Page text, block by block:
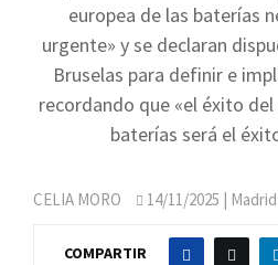
europea de las baterías
urgente» y se declaran
Bruselas para definir e
recordando que «el éxito
baterías será el
CELIA MORO 14/11/2025 | Madrid
COMPARTIR